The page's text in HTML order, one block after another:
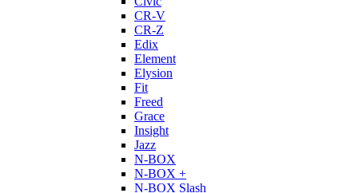
CR-V
CR-Z
Edix
Element
Elysion
Fit
Freed
Grace
Insight
Jazz
N-BOX
N-BOX +
N-BOX Slash